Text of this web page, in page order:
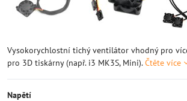
Vysokorychlostní tichý ventilátor vhodný pro
pro 3D tiskárny (např. i3 MK3S, Mini).Čtěte více
Napětí